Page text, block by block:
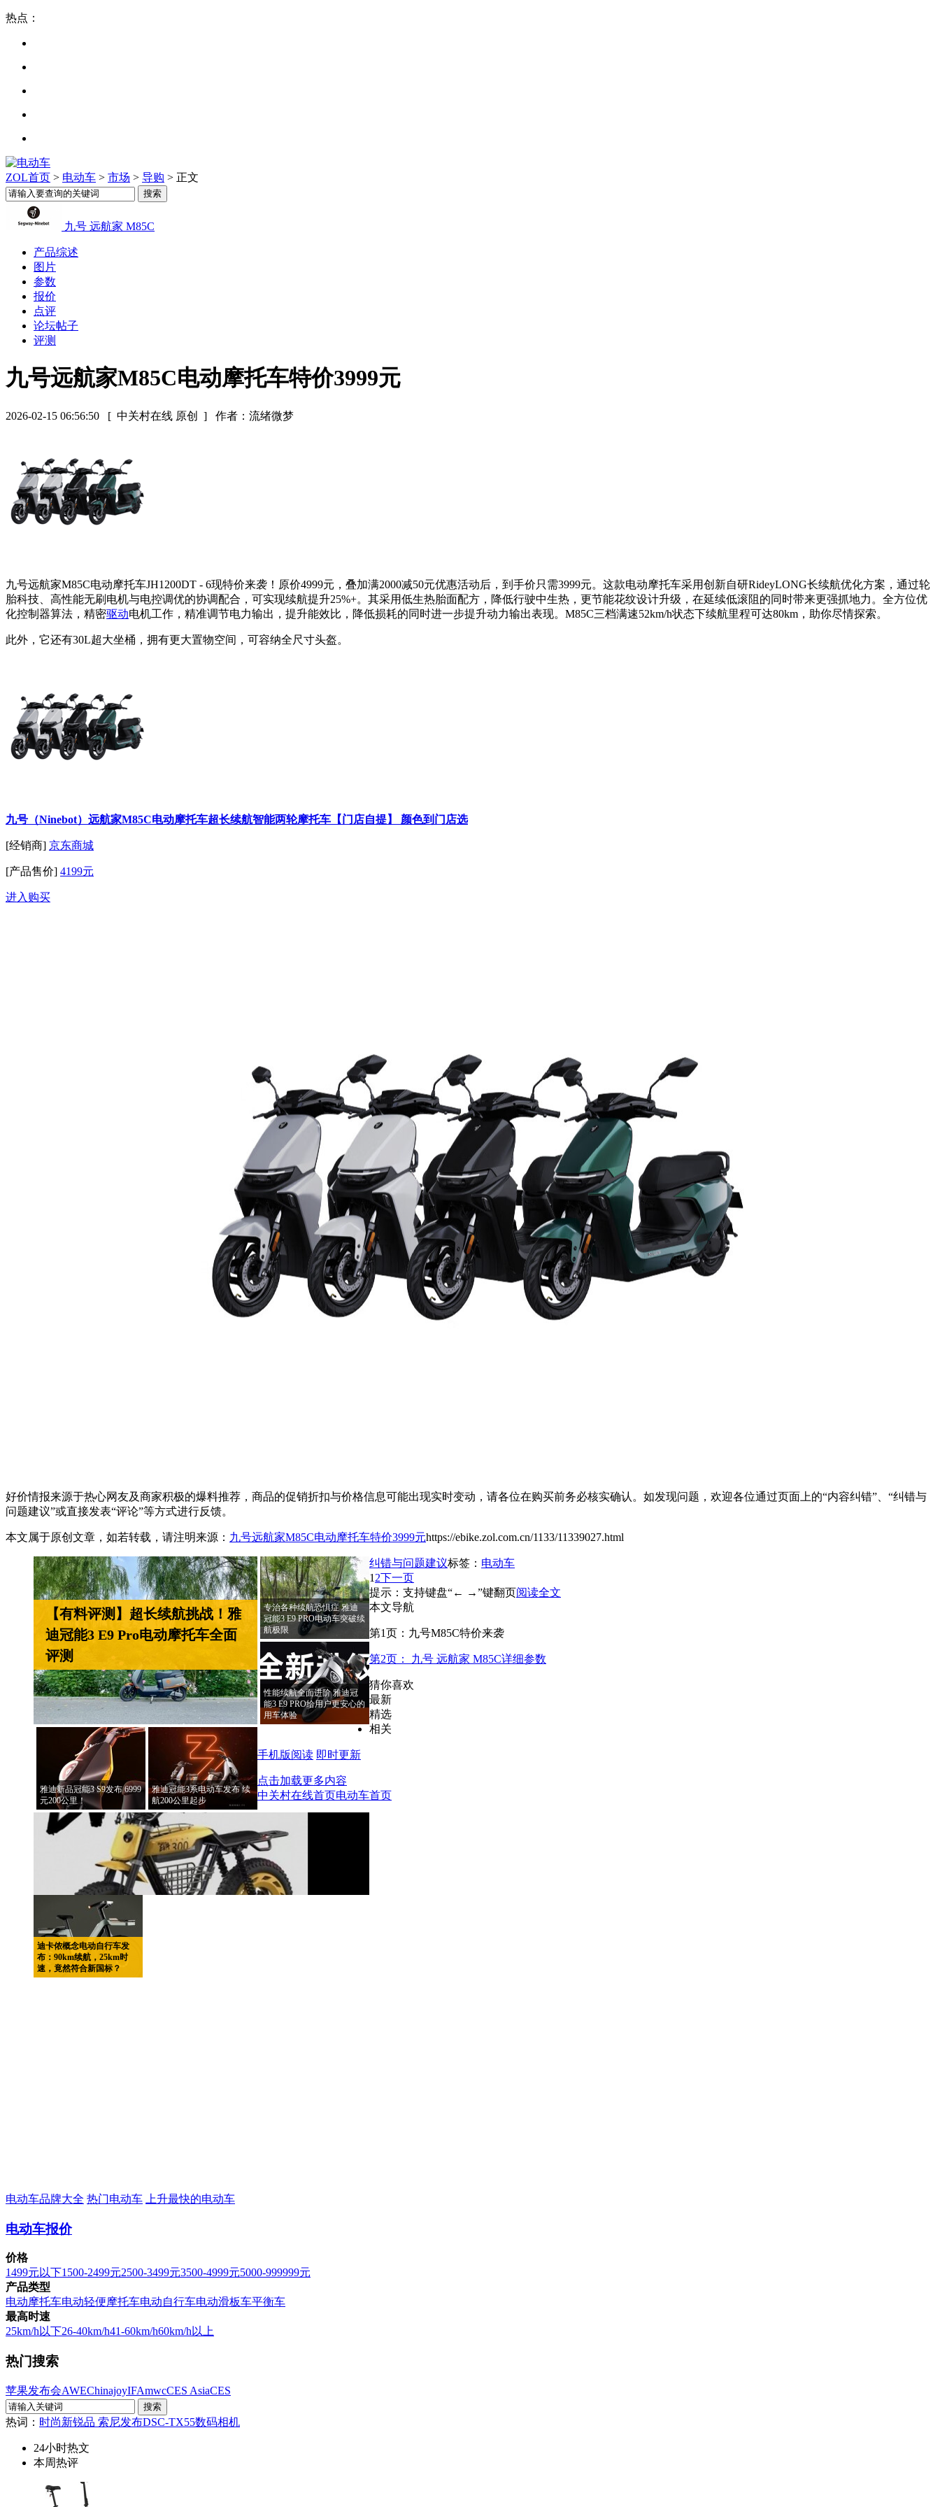
热点：
ZOL首页 > 电动车 > 市场 > 导购 > 正文
九号 远航家 M85C
产品综述
图片
参数
报价
点评
论坛帖子
评测
九号远航家M85C电动摩托车特价3999元
2026-02-15 06:56:50 [ 中关村在线 原创 ] 作者：流绪微梦
九号远航家M85C电动摩托车JH1200DT - 6现特价来袭！原价4999元，叠加满2000减50元优惠活动后，到手价只需3999元。这款电动摩托车采用创新自研RideyLONG长续航优化方案，通过轮
胎科技、高性能无刷电机与电控调优的协调配合，可实现续航提升25%+。其采用低生热胎面配方，降低行驶中生热，更节能花纹设计升级，在延续低滚阻的同时带来更强抓地力。全方位优
化控制器算法，精密驱动电机工作，精准调节电力输出，提升能效比，降低损耗的同时进一步提升动力输出表现。M85C三档满速52km/h状态下续航里程可达80km，助你尽情探索。
此外，它还有30L超大坐桶，拥有更大置物空间，可容纳全尺寸头盔。
九号（Ninebot）远航家M85C电动摩托车超长续航智能两轮摩托车【门店自提】 颜色到门店选
[经销商] 京东商城
[产品售价] 4199元
进入购买
好价情报来源于热心网友及商家积极的爆料推荐，商品的促销折扣与价格信息可能出现实时变动，请各位在购买前务必核实确认。如发现问题，欢迎各位通过页面上的“内容纠错”、“纠错与
问题建议”或直接发表“评论”等方式进行反馈。
本文属于原创文章，如若转载，请注明来源： 九号远航家M85C电动摩托车特价3999元https://ebike.zol.com.cn/1133/11339027.html
【有料评测】超长续航挑战！雅
迪冠能3 E9 Pro电动摩托车全面
评测
专治各种续航恐惧症 雅迪
冠能3 E9 PRO电动车突破续
航极限
性能续航全面进阶 雅迪冠
能3 E9 PRO给用户更安心的
用车体验
雅迪新品冠能3 S9发布 6999
元200公里！
雅迪冠能3系电动车发布 续
航200公里起步
迪卡侬概念电动自行车发
布：90km续航，25km时
速，竟然符合新国标？
纠错与问题建议标签： 电动车
1 2下一页
提示：支持键盘“← →”键翻页阅读全文
本文导航
第1页：九号M85C特价来袭
第2页： 九号 远航家 M85C详细参数
猜你喜欢
最新
精选
相关
手机版阅读 即时更新
点击加载更多内容
中关村在线首页电动车首页
电动车品牌大全 热门电动车 上升最快的电动车
电动车报价
价格
1499元以下1500-2499元2500-3499元3500-4999元5000-999999元
产品类型
电动摩托车电动轻便摩托车电动自行车电动滑板车平衡车
最高时速
25km/h以下26-40km/h41-60km/h60km/h以上
热门搜索
苹果发布会AWEChinajoyIFAmwcCES AsiaCES
热词： 时尚新锐品 索尼发布DSC-TX55数码相机
24小时热文
本周热评